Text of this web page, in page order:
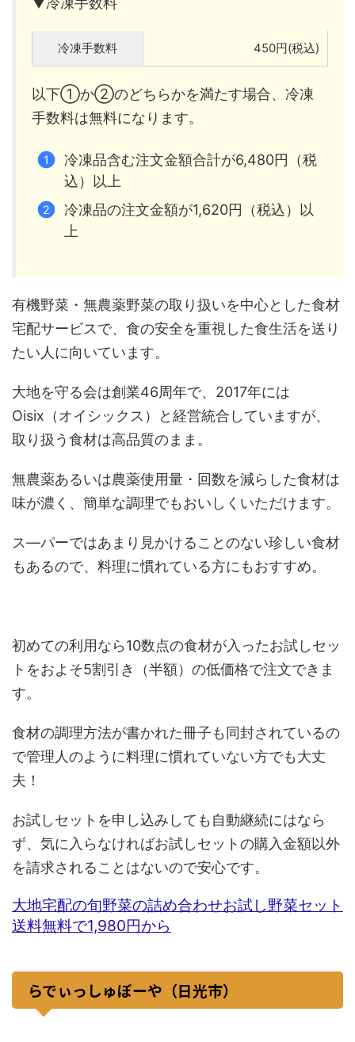
冷凍手数料 450円(税込)
以下①か②のどちらかを満たす場合、冷凍
手数料は無料になります。
冷凍品含む注文金額合計が6,480円（税
込）以上
冷凍品の注文金額が1,620円（税込）以
上
有機野菜・無農薬野菜の取り扱いを中心とした食材
宅配サービスで、食の安全を重視した食生活を送り
たい人に向いています。
大地を守る会は創業46周年で、2017年には
Oisix（オイシックス）と経営統合していますが、
取り扱う食材は高品質のまま。
無農薬あるいは農薬使用量・回数を減らした食材は
味が濃く、簡単な調理でもおいしくいただけます。
ス―パーではあまり見かけることのない珍しい食材
もあるので、料理に慣れている方にもおすすめ。
初めての利用なら10数点の食材が入ったお試しセッ
トをおよそ5割引き（半額）の低価格で注文できま
す。
食材の調理方法が書かれた冊子も同封されているの
で管理人のように料理に慣れていない方でも大丈
夫！
お試しセットを申し込みしても自動継続にはなら
ず、気に入らなければお試しセットの購入金額以外
を請求されることはないので安心です。
大地宅配の旬野菜の詰め合わせお試し野菜セット
送料無料で1,980円から
らでぃっしゅぼーや（日光市）